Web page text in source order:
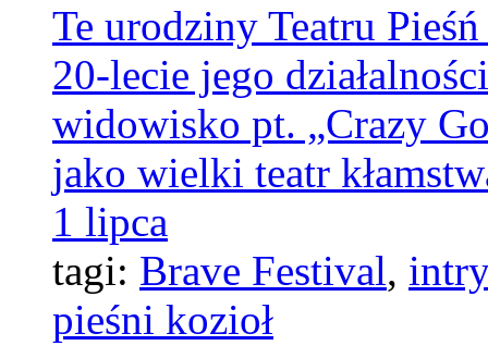
Te urodziny Teatru
20-lecie jego
widowisko pt. „Crazy
jako wielki teatr
1 lipca
tagi: Brave Festival,
pieśni kozioł